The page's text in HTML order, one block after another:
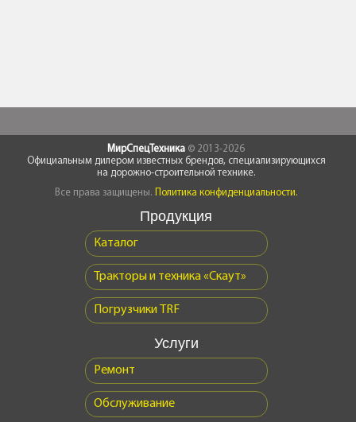
МирСпецТехника © 2013-2026
Официальным дилером известных брендов, специализирующихся
на дорожно-строительной технике.
Все права защищены.
Политика конфиденциальности.
Продукция
Каталог
Тракторы и техника «Скаут»
Погрузчики TRF
Услуги
Ремонт
Обслуживание